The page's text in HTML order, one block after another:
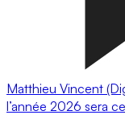
Matthieu Vincent
l’année 2026 sera